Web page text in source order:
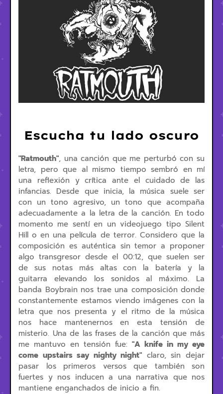
Escucha tu lado oscuro
"Ratmouth", una canción que me perturbó con su
letra, pero que al mismo tiempo sembró en mí
una reflexión y crítica ante el cuidado de las
infancias. Desde que inicia, la música suele ser
con un tono agresivo, un tono que acompaña
adecuadamente a la letra de la canción. En todo
momento me sentí en un videojuego tipo Silent
Hill o en una película de terror. Considero que la
composición es auténtica sin temor a proponer
algo transgresor desde el 00:12, que suelen ser
de sus notas más altas con la batería y la
guitarra elevando los sonidos al máximo. La
banda Boybrain nos trae una composición donde
constantemente estamos viendo imágenes con la
letra que nos presenta y el ritmo de la música
nos hace mantenernos en esta tensión de
misterio. Una de las frases de la canción que más
me mantuvo en tensión fue: "A knife in my eye
come upstairs say nighty night" claro, sin dejar
pasar los primeros versos que también son
fuertes y nos inducen a una narrativa que nos
mantiene enganchados de inicio a fin.